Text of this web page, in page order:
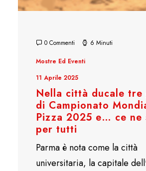
0 Commenti 6 Minuti
Mostre Ed Eventi
11 Aprile 2025
Nella città ducale tre
di Campionato
Pizza 2025 e… ce ne
per tutti
Parma è nota come la città
universitaria, la capitale